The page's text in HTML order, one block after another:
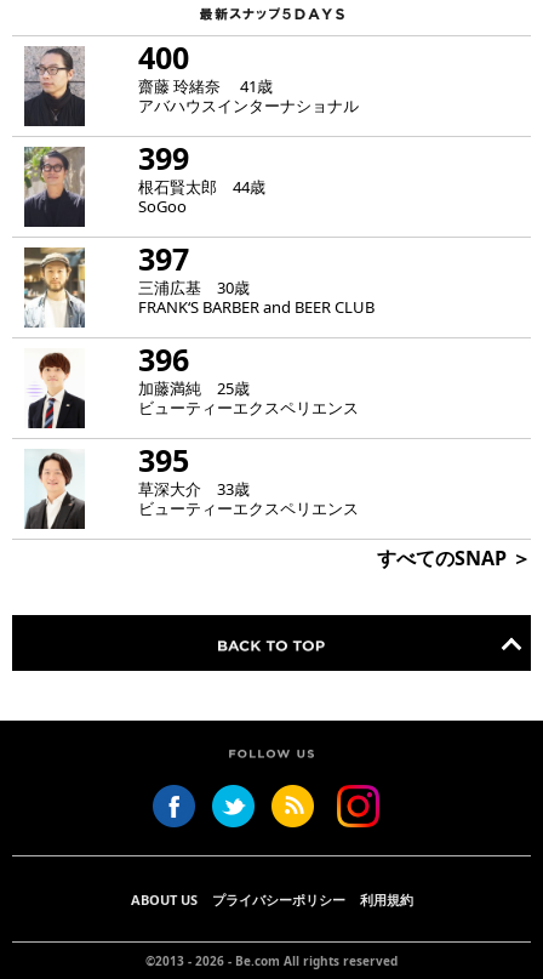
400
齋藤 玲緒奈 41歳
アバハウスインターナショナル
399
根石賢太郎 44歳
SoGoo
397
三浦広基 30歳
FRANK‘S BARBER and BEER CLUB
396
加藤満純 25歳
ビューティーエクスペリエンス
395
草深大介 33歳
ビューティーエクスペリエンス
すべてのSNAP ＞
ABOUT US プライバシーポリシー 利用規約
©2013 - 2026 - Be.com All rights reserved